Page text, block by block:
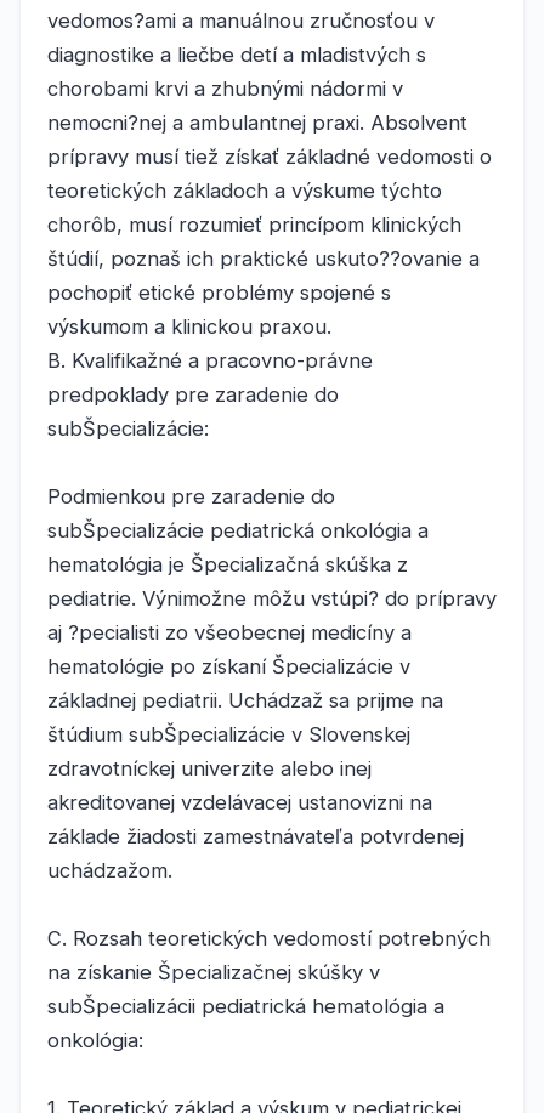
vedomos?ami a manuálnou zručnosťou v
diagnostike a liečbe detí a mladistvých s
chorobami krvi a zhubnými nádormi v
nemocni?nej a ambulantnej praxi. Absolvent
prípravy musí tiež získať základné vedomosti o
teoretických základoch a výskume týchto
chorôb, musí rozumieť princípom klinických
štúdií, poznaš ich praktické uskuto??ovanie a
pochopiť etické problémy spojené s
výskumom a klinickou praxou.
B. Kvalifikažné a pracovno-právne
predpoklady pre zaradenie do
subŠpecializácie:
Podmienkou pre zaradenie do
subŠpecializácie pediatrická onkológia a
hematológia je Špecializačná skúška z
pediatrie. Výnimožne môžu vstúpi? do prípravy
aj ?pecialisti zo všeobecnej medicíny a
hematológie po získaní Špecializácie v
základnej pediatrii. Uchádzaž sa prijme na
štúdium subŠpecializácie v Slovenskej
zdravotníckej univerzite alebo inej
akreditovanej vzdelávacej ustanovizni na
základe žiadosti zamestnávateľa potvrdenej
uchádzažom.
C. Rozsah teoretických vedomostí potrebných
na získanie Špecializačnej skúšky v
subŠpecializácii pediatrická hematológia a
onkológia:
1. Teoretický základ a výskum v pediatrickej